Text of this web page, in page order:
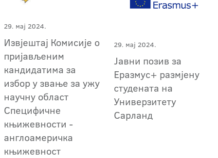
29. мај 2024.
Извјештај Комисије о
пријављеним
кандидатима за
избор у звање за ужу
научну област
Специфичне
књижевности -
англоамеричка
књижевност
29. мај 2024.
Јавни позив за
Еразмус+ размјену
студената на
Универзитету
Сарланд